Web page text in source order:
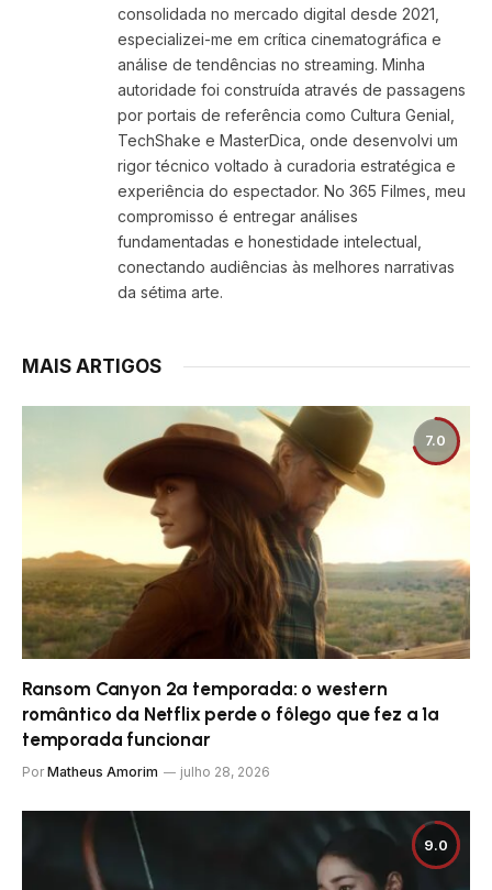
consolidada no mercado digital desde 2021,
especializei-me em crítica cinematográfica e
análise de tendências no streaming. Minha
autoridade foi construída através de passagens
por portais de referência como Cultura Genial,
TechShake e MasterDica, onde desenvolvi um
rigor técnico voltado à curadoria estratégica e
experiência do espectador. No 365 Filmes, meu
compromisso é entregar análises
fundamentadas e honestidade intelectual,
conectando audiências às melhores narrativas
da sétima arte.
MAIS ARTIGOS
7.0
Ransom Canyon 2ª temporada: o western
romântico da Netflix perde o fôlego que fez a 1ª
temporada funcionar
Por Matheus Amorim julho 28, 2026
9.0